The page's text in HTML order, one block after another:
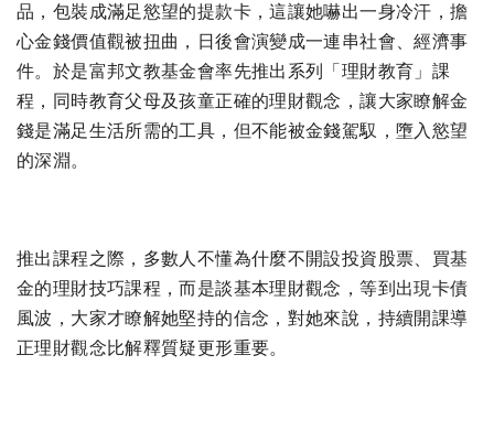
品，包裝成滿足慾望的提款卡，這讓她嚇出一身冷汗，擔
心金錢價值觀被扭曲，日後會演變成一連串社會、經濟事
件。於是富邦文教基金會率先推出系列「理財教育」課
程，同時教育父母及孩童正確的理財觀念，讓大家瞭解金
錢是滿足生活所需的工具，但不能被金錢駕馭，墮入慾望
的深淵。
推出課程之際，多數人不懂為什麼不開設投資股票、買基
金的理財技巧課程，而是談基本理財觀念，等到出現卡債
風波，大家才瞭解她堅持的信念，對她來說，持續開課導
正理財觀念比解釋質疑更形重要。